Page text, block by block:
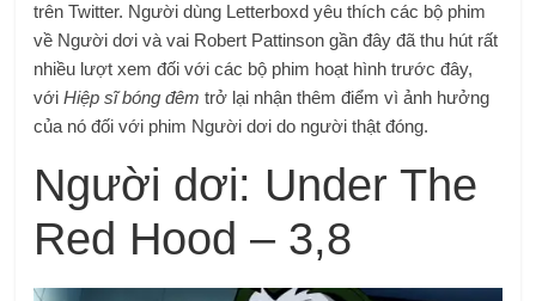
trên Twitter. Người dùng Letterboxd yêu thích các bộ phim
về Người dơi và vai Robert Pattinson gần đây đã thu hút rất
nhiều lượt xem đối với các bộ phim hoạt hình trước đây,
vớiHiệp sĩ bóng đêmtrở lại nhận thêm điểm vì ảnh hưởng
của nó đối với phim Người dơi do người thật đóng.
Người dơi: Under The
Red Hood – 3,8